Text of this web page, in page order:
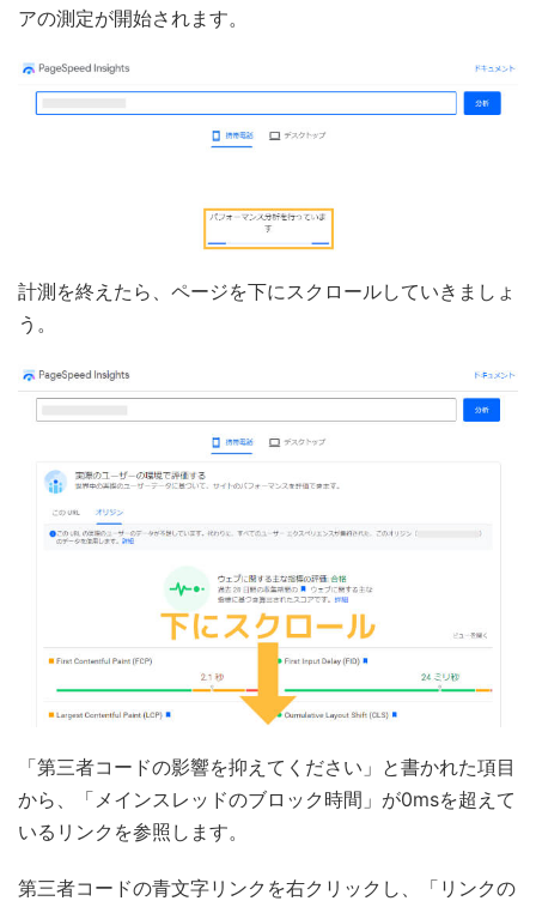
アの測定が開始されます。
計測を終えたら、ページを下にスクロールしていきましょ
う。
「第三者コードの影響を抑えてください」と書かれた項目
から、「メインスレッドのブロック時間」が0msを超えて
いるリンクを参照します。
第三者コードの青文字リンクを右クリックし、「リンクの